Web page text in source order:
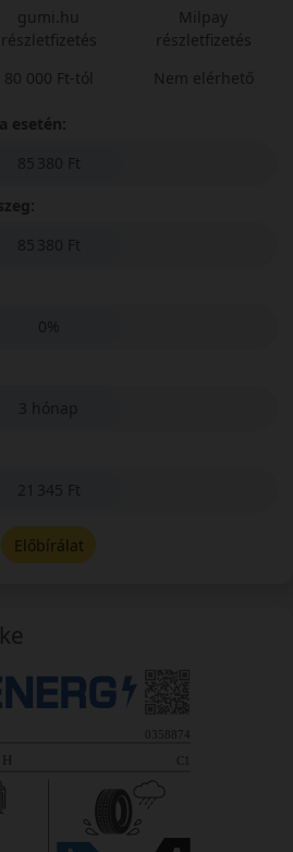
gumi.hu
részletfizetés
80 000 Ft-tól
Milpay
részletfizetés
Nem elérhető
esetén:
85 380 Ft
85 380 Ft
0%
3 hónap
21 345 Ft
Előbírálat